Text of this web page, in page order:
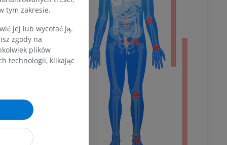
na
tym zakresie.
jej lub wycofać ją.
zgody na
plików
technologii, klikając